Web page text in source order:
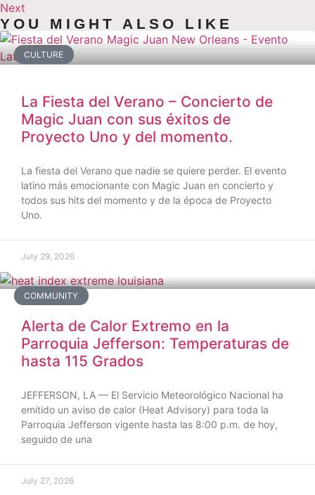
Next
YOU MIGHT ALSO LIKE
CULTURE
La Fiesta del Verano – Concierto de
Magic Juan con sus éxitos de
Proyecto Uno y del momento.
La fiesta del Verano que nadie se quiere perder. El evento
latino más emocionante con Magic Juan en concierto y
todos sus hits del momento y de la época de Proyecto
Uno.
July 29, 2026
COMMUNITY
Alerta de Calor Extremo en la
Parroquia Jefferson: Temperaturas de
hasta 115 Grados
JEFFERSON, LA — El Servicio Meteorológico Nacional ha
emitido un aviso de calor (Heat Advisory) para toda la
Parroquia Jefferson vigente hasta las 8:00 p.m. de hoy,
seguido de una
July 27, 2026